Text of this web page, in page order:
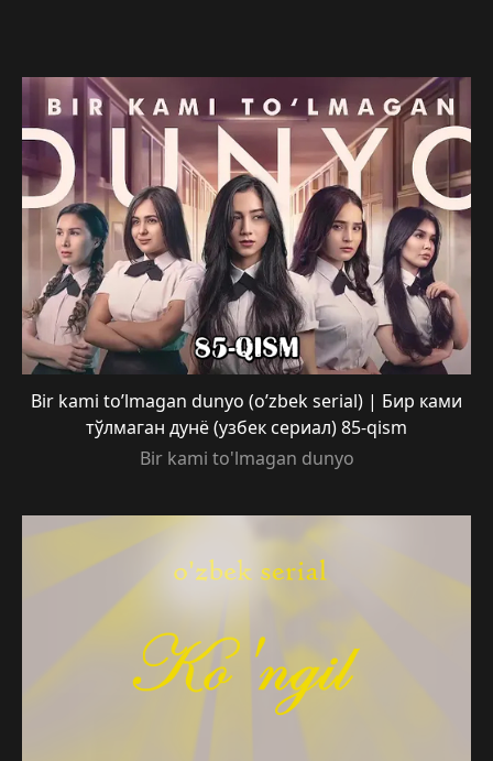
Bir kami to’lmagan dunyo (o’zbek serial) | Бир ками
тўлмаган дунё (узбек сериал) 85-qism
Bir kami to'lmagan dunyo